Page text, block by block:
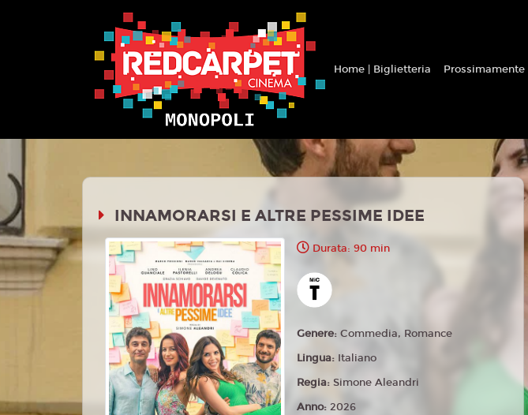
Home | Biglietteria Prossimamente
INNAMORARSI E ALTRE PESSIME IDEE
Durata: 90 min
Genere:Commedia, Romance
Lingua: Italiano
Regia:Simone Aleandri
Anno:2026